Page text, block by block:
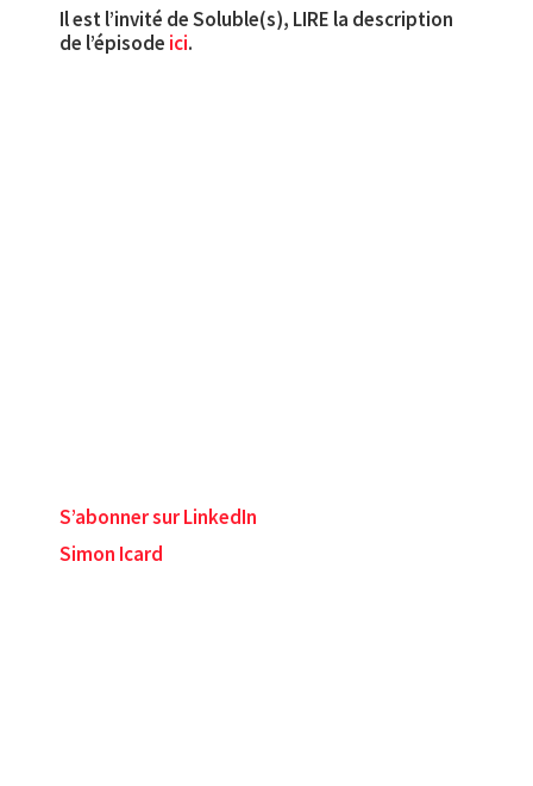
Il est l’invité de Soluble(s), LIRE la description
de l’épisode ici.
S’abonner sur LinkedIn
Simon Icard